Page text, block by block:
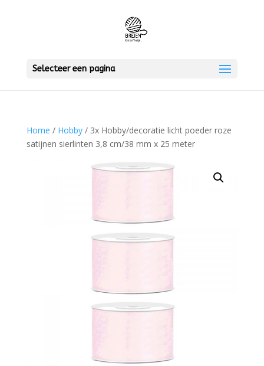
Selecteer een pagina
Home / Hobby/ 3x Hobby/decoratie licht poeder roze
satijnen sierlinten 3,8 cm/38 mm x 25 meter